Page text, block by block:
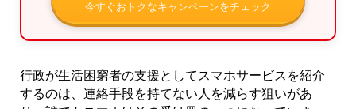
今すぐおトクなキャンペーンをチェック
行政が生活困窮者の支援としてスマホサービスを紹介
するのは、連絡手段を持てない人を減らす狙いがあ